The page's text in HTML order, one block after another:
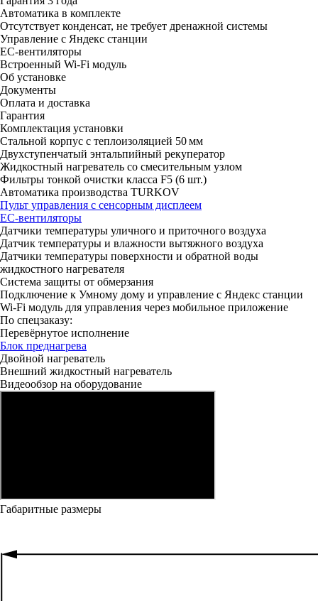
Автоматика в комплекте
Отсутствует конденсат, не требует дренажной системы
Управление с Яндекс станции
ЕС-вентиляторы
Встроенный Wi-Fi модуль
Об установке
Документы
Оплата и доставка
Гарантия
Комплектация установки
Стальной корпус с теплоизоляцией 50 мм
Двухступенчатый энтальпийный рекуператор
Жидкостный нагреватель со смесительным узлом
Фильтры тонкой очистки класса F5 (6 шт.)
Автоматика производства TURKOV
Пульт управления с сенсорным дисплеем
ЕС-вентиляторы
Датчики температуры уличного и приточного воздуха
Датчик температуры и влажности вытяжного воздуха
Датчики температуры поверхности и обратной воды
жидкостного нагревателя
Система защиты от обмерзания
Подключение к Умному дому и управление с Яндекс станции
Wi-Fi модуль для управления через мобильное приложение
По спецзаказу:
Перевёрнутое исполнение
Блок преднагрева
Двойной нагреватель
Внешний жидкостный нагреватель
Видеообзор на оборудование
Габаритные размеры